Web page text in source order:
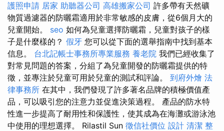
護照申請 居家 助聽器公司 高雄搬家公司 許多帶有天然礦
物質過濾器的防曬霜適用於非常敏感的皮膚，從6個月大的
兒童開始。 seo 如何為兒童選擇防曬霜，兒童對孩子的樣
子是什麼樣的？ 假牙 您可以從下面的選舉指南中找到基本
信息。 台北記帳士事務所專業服務 養老院 我們已經收集了
對常見問題的答案，分組了為兒童開發的防曬霜提供的特
徵，並專注於兒童可用於兒童的測試和評論。 到府外燴 法
律事務所 在其中，我們發現了許多著名品牌的積極價值產
品，可以吸引您的注意力並促進決策過程。 產品的防水特
性進一步提高了耐用性和保護性，使其成為在海灘或游泳池
中使用的理想選擇。 Rilastil Sun 徵信社價位 設計 清潔 整